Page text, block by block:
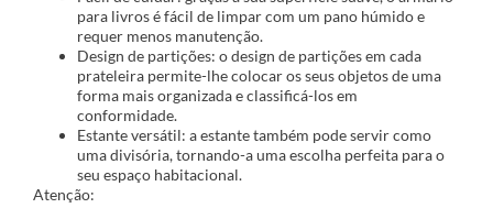
para livros é fácil de limpar com um pano húmido e
requer menos manutenção.
Design de partições: o design de partições em cada
prateleira permite-lhe colocar os seus objetos de uma
forma mais organizada e classificá-los em
conformidade.
Estante versátil: a estante também pode servir como
uma divisória, tornando-a uma escolha perfeita para o
seu espaço habitacional.
Atenção: